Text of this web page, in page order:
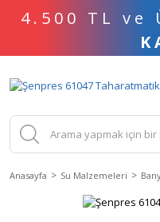
4.500 TL ve
Anasayfa Su Malzemeleri